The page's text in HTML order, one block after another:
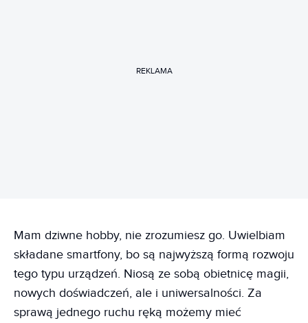
REKLAMA
Mam dziwne hobby, nie zrozumiesz go. Uwielbiam
składane smartfony, bo są najwyższą formą rozwoju
tego typu urządzeń. Niosą ze sobą obietnicę magii,
nowych doświadczeń, ale i uniwersalności. Za
sprawą jednego ruchu ręką możemy mieć